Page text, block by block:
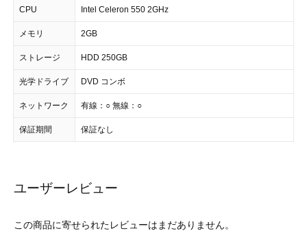
CPU Intel Celeron 550 2GHz
メモリ 2GB
ストレージ HDD 250GB
光学ドライブ DVD コンボ
ネットワーク 有線：○ 無線：○
保証期間 保証なし
ユーザーレビュー
この商品に寄せられたレビューはまだありません。